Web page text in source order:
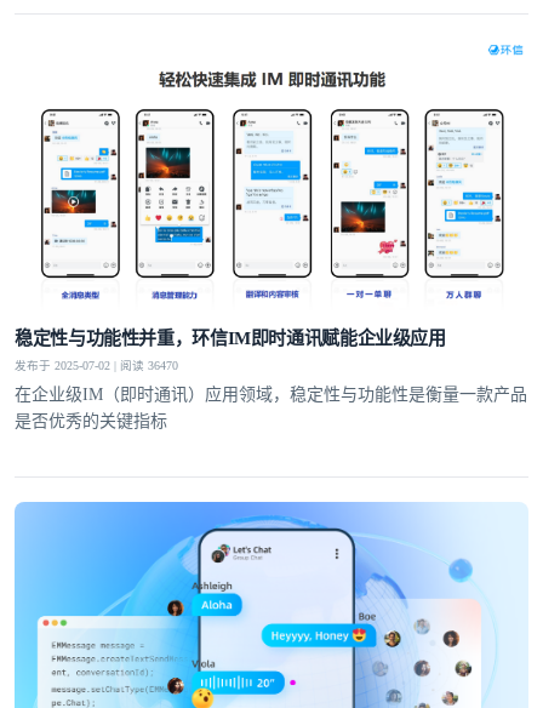
效的开发工具，助力其快速构建安全、稳定、可定制的即时通讯应用
稳定性与功能性并重，环信IM即时通讯赋能企业级应用
发布于 2025-07-02 | 阅读 36470
在企业级IM（即时通讯）应用领域，稳定性与功能性是衡量一款产品
是否优秀的关键指标